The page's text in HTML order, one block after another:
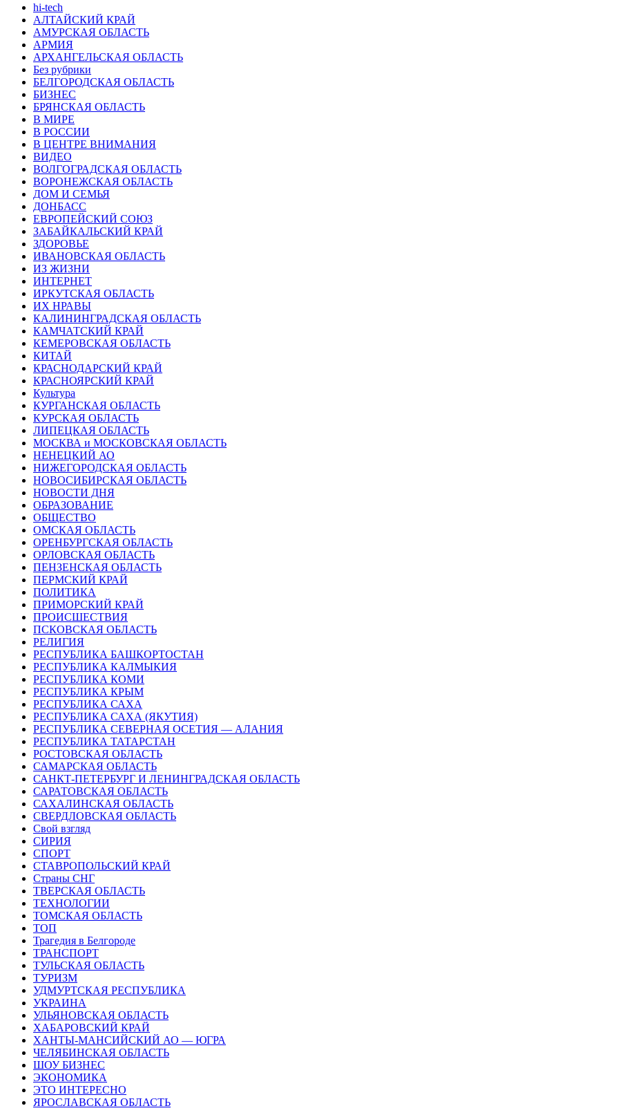
hi-tech
АЛТАЙСКИЙ КРАЙ
АМУРСКАЯ ОБЛАСТЬ
АРМИЯ
АРХАНГЕЛЬСКАЯ ОБЛАСТЬ
Без рубрики
БЕЛГОРОДСКАЯ ОБЛАСТЬ
БИЗНЕС
БРЯНСКАЯ ОБЛАСТЬ
В МИРЕ
В РОССИИ
В ЦЕНТРЕ ВНИМАНИЯ
ВИДЕО
ВОЛГОГРАДСКАЯ ОБЛАСТЬ
ВОРОНЕЖСКАЯ ОБЛАСТЬ
ДОМ И СЕМЬЯ
ДОНБАСС
ЕВРОПЕЙСКИЙ СОЮЗ
ЗАБАЙКАЛЬСКИЙ КРАЙ
ЗДОРОВЬЕ
ИВАНОВСКАЯ ОБЛАСТЬ
ИЗ ЖИЗНИ
ИНТЕРНЕТ
ИРКУТСКАЯ ОБЛАСТЬ
ИХ НРАВЫ
КАЛИНИНГРАДCКАЯ ОБЛАСТЬ
КАМЧАТСКИЙ КРАЙ
КЕМЕРОВСКАЯ ОБЛАСТЬ
КИТАЙ
КРАСНОДАРСКИЙ КРАЙ
КРАСНОЯРСКИЙ КРАЙ
Культура
КУРГАНСКАЯ ОБЛАСТЬ
КУРСКАЯ ОБЛАСТЬ
ЛИПЕЦКАЯ ОБЛАСТЬ
МОСКВА и МОСКОВСКАЯ ОБЛАСТЬ
НЕНЕЦКИЙ АО
НИЖЕГОРОДСКАЯ ОБЛАСТЬ
НОВОСИБИРСКАЯ ОБЛАСТЬ
НОВОСТИ ДНЯ
ОБРАЗОВАНИЕ
ОБЩЕСТВО
ОМСКАЯ ОБЛАСТЬ
ОРЕНБУРГСКАЯ ОБЛАСТЬ
ОРЛОВСКАЯ ОБЛАСТЬ
ПЕНЗЕНСКАЯ ОБЛАСТЬ
ПЕРМСКИЙ КРАЙ
ПОЛИТИКА
ПРИМОРСКИЙ КРАЙ
ПРОИСШЕСТВИЯ
ПСКОВСКАЯ ОБЛАСТЬ
РЕЛИГИЯ
РЕСПУБЛИКА БАШКОРТОСТАН
РЕСПУБЛИКА КАЛМЫКИЯ
РЕСПУБЛИКА КОМИ
РЕСПУБЛИКА КРЫМ
РЕСПУБЛИКА САХА
РЕСПУБЛИКА САХА (ЯКУТИЯ)
РЕСПУБЛИКА СЕВЕРНАЯ ОСЕТИЯ — АЛАНИЯ
РЕСПУБЛИКА ТАТАРСТАН
РОСТОВСКАЯ ОБЛАСТЬ
САМАРСКАЯ ОБЛАСТЬ
САНКТ-ПЕТЕРБУРГ И ЛЕНИНГРАДСКАЯ ОБЛАСТЬ
САРАТОВСКАЯ ОБЛАСТЬ
САХАЛИНСКАЯ ОБЛАСТЬ
СВЕРДЛОВСКАЯ ОБЛАСТЬ
Свой взгляд
СИРИЯ
СПОРТ
СТАВРОПОЛЬСКИЙ КРАЙ
Страны СНГ
ТВЕРСКАЯ ОБЛАСТЬ
ТЕХНОЛОГИИ
ТОМСКАЯ ОБЛАСТЬ
ТОП
Трагедия в Белгороде
ТРАНСПОРТ
ТУЛЬСКАЯ ОБЛАСТЬ
ТУРИЗМ
УДМУРТСКАЯ РЕСПУБЛИКА
УКРАИНА
УЛЬЯНОВСКАЯ ОБЛАСТЬ
ХАБАРОВСКИЙ КРАЙ
ХАНТЫ-МАНСИЙСКИЙ АО — ЮГРА
ЧЕЛЯБИНСКАЯ ОБЛАСТЬ
ШОУ БИЗНЕС
ЭКОНОМИКА
ЭТО ИНТЕРЕСНО
ЯРОСЛАВСКАЯ ОБЛАСТЬ